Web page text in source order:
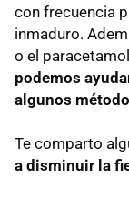
con frecuencia
inmaduro.
o el
podemos
algunos
Te comparto
a disminuir la